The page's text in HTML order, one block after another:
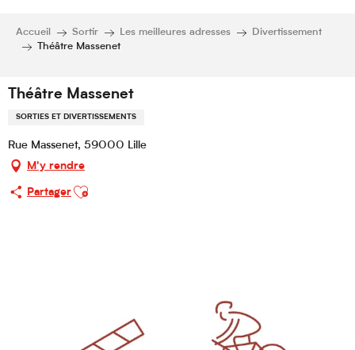
Accueil Sortir Les meilleures adresses
Divertissement
Théâtre Massenet
Théâtre Massenet
SORTIES ET DIVERTISSEMENTS
Rue Massenet, 59000 Lille
M'y rendre
Partager
Ajouter aux favoris